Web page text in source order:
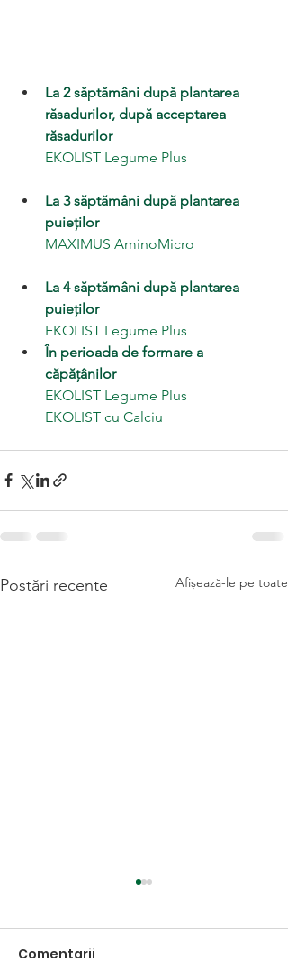
La 2 săptămâni după plantarea
răsadurilor, după acceptarea
răsadurilor
EKOLIST Legume Plus
La 3 săptămâni după plantarea
puieților
MAXIMUS AminoMicro
La 4 săptămâni după plantarea
puieților
EKOLIST Legume Plus
În perioada de formare a
căpățânilor
EKOLIST Legume Plus
EKOLIST cu Calciu
Postări recente Afișează-le pe toate
Comentarii